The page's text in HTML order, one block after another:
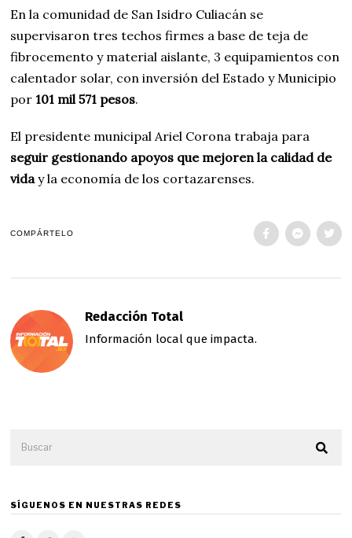
En la comunidad de San Isidro Culiacán se
supervisaron tres techos firmes a base de teja de
fibrocemento y material aislante, 3 equipamientos con
calentador solar, con inversión del Estado y Municipio
por101 mil 571 pesos.
El presidente municipal Ariel Corona trabaja para
seguir gestionando apoyos que mejoren la calidad de
viday la economía de los cortazarenses.
COMPÁRTELO
Redacción Total
Información local que impacta.
SÍGUENOS EN NUESTRAS REDES